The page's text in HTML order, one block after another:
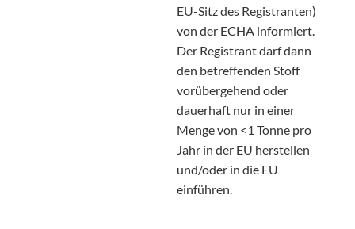
EU-Sitz des Registranten)
von der ECHA informiert.
Der Registrant darf dann
den betreffenden Stoff
vorübergehend oder
dauerhaft nur in einer
Menge von <1 Tonne pro
Jahr in der EU herstellen
und/oder in die EU
einführen.